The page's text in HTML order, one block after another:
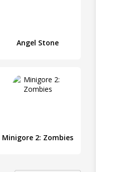
Angel Stone
Minigore 2: Zombies